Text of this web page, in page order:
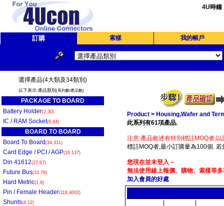
4U時鐘
訂購 索樣 我的帳戶
選擇產品(4大類及34類別)
以下表示:產品類別 (系列數/產品數)
PACKAGE TO BOARD
Battery Holder(2,30)
IC / RAM Socket(9,44)
BOARD TO BOARD
Board To Board (34,331)
Card Edge / PCI / AGP(16,137)
Din 41612(27,67)
Future Bus(10,78)
Hard Metric(1,9)
Pin / Female Header(118,4002)
Shunts(4,12)
Product > Housing,Wafer and
此系列有61項產品.
注意:產品敘述有特別標註MOQ者,
標註MOQ者,最小訂購量為100個.
您現在並未登入－
無法使用線上報價、購物、索樣等
加入會員的好處